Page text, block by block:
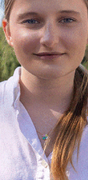
In vetrina 3
Estra
studenti
debutta il
Più lette
Figline Incisa